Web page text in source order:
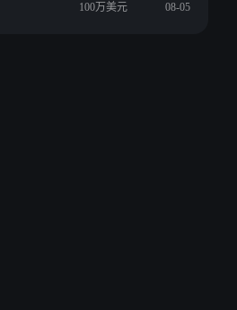
100万美元 08-05